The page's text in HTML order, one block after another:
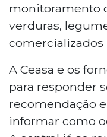
monitoramento
verduras,
comercializados
A Ceasa e os
para responder
recomendação
informar como